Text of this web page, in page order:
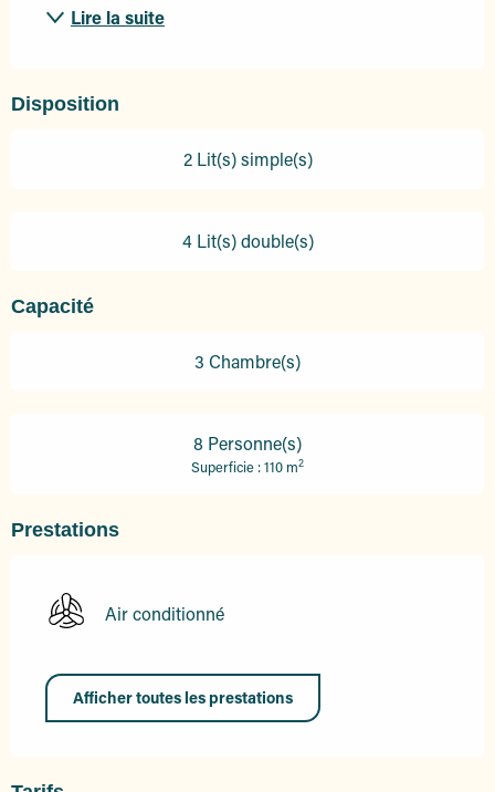
Lire la suite
Disposition
2 Lit(s) simple(s)
4 Lit(s) double(s)
Capacité
3 Chambre(s)
8 Personne(s)
Superficie : 110 m2
Prestations
Air conditionné
Afficher toutes les prestations